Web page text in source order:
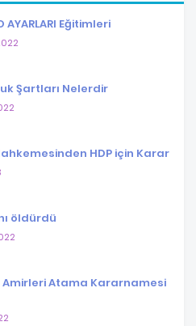
AYARLARI Eğitimleri
Şartları Nelerdir
HDP için Karar
öldürdü
Amirleri Atama Kararnamesi